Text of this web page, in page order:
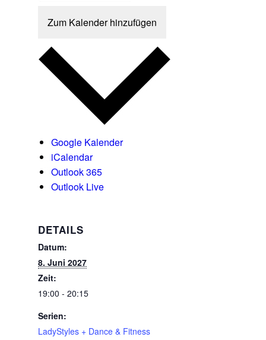
Zum Kalender hinzufügen
Google Kalender
iCalendar
Outlook 365
Outlook Live
DETAILS
Datum:
8. Juni 2027
Zeit:
19:00 - 20:15
Serien:
LadyStyles + Dance & Fitness